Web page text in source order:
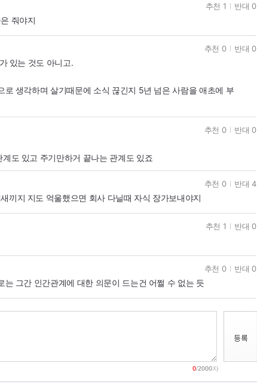
줘야지
추천 1 반대 0
있는 것도 아니고.
생각하며 살기때문에 소식 끊긴지 5년 넘은 사람을 애초에 부
추천 0 반대 0
도 있고 주기만하거 끝나는 관계도 있죠
추천 0 반대 0
끼지 지도 억울했으면 회사 다닐때 자식 장가보내야지
추천 0 반대 4
추천 1 반대 0
그간 인간관계에 대한 의문이 드는건 어쩔 수 없는 듯
추천 0 반대 0
0/2000자